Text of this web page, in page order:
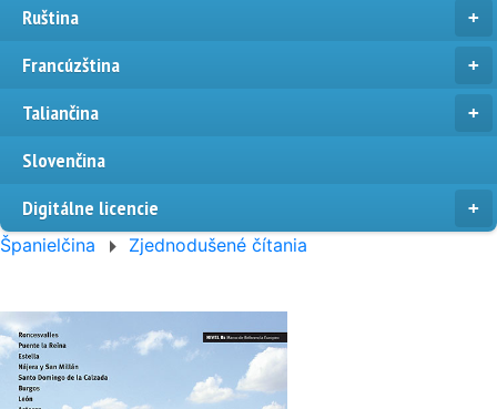
Ruština
Francúzština
Taliančina
Slovenčina
Digitálne licencie
Španielčina Zjednodušené čítania